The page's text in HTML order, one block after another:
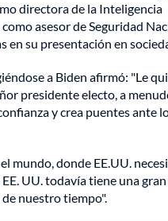
directora de la Inteligencia
asesor de Seguridad
en su presentación en
a Biden afirmó: "Le
presidente electo, a
y crea puentes ante
mundo, donde EE.UU.
UU. todavía tiene una gran
nuestro tiempo".